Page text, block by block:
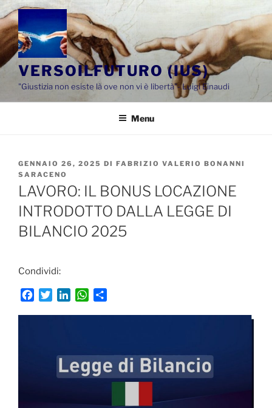
Salta
al
contenuto
VERSOILFUTURO (IUS)
"Giustizia non esiste là ove non vi è libertà"- Luigi Einaudi
Menu
PUBBLICATO
IL
GENNAIO 26, 2025 DI FABRIZIO VALERIO BONANNI
SARACENO
LAVORO: IL BONUS LOCAZIONE
INTRODOTTO DALLA LEGGE DI
BILANCIO 2025
Condividi:
d
I
W
A
p
v
i